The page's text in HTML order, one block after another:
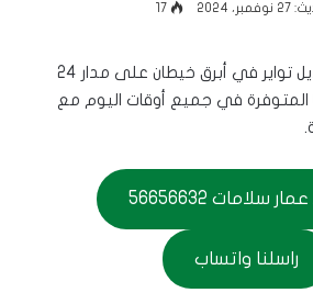
2024
17
خدمة بنشر متنقل وتبديل تواير في أبرق خيطان على مدار 24
المتوفرة في جميع أوقات اليوم مع
سلامات 56656632
راسلنا واتساب